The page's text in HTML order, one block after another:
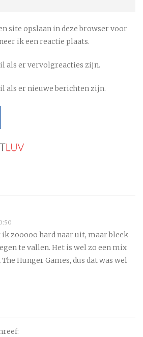
site opslaan in deze browser voor
ik een reactie plaats.
als er vervolgreacties zijn.
als er nieuwe berichten zijn.
zooooo hard naar uit, maar bleek
te vallen. Het is wel zo een mix
Hunger Games, dus dat was wel